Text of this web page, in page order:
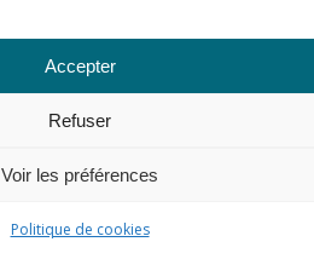
Accepter
Refuser
Voir les préférences
Politique de cookies